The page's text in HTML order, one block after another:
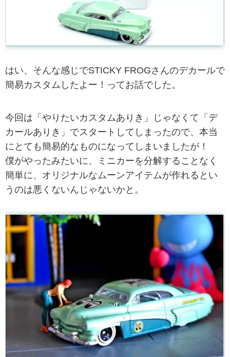
はい、そんな感じでSTICKY FROGさんのデカールで
簡易カスタムしたよー！ってお話でした。
今回は「やりたいカスタムありき」じゃなくて「デ
カールありき」でスタートしてしまったので、本当
にとても簡易的なものになってしまいましたが！
僕がやったみたいに、ミニカーを分解することなく
簡単に、オリジナルなムーンアイテムが作れるとい
うのは悪くないんじゃないかと。